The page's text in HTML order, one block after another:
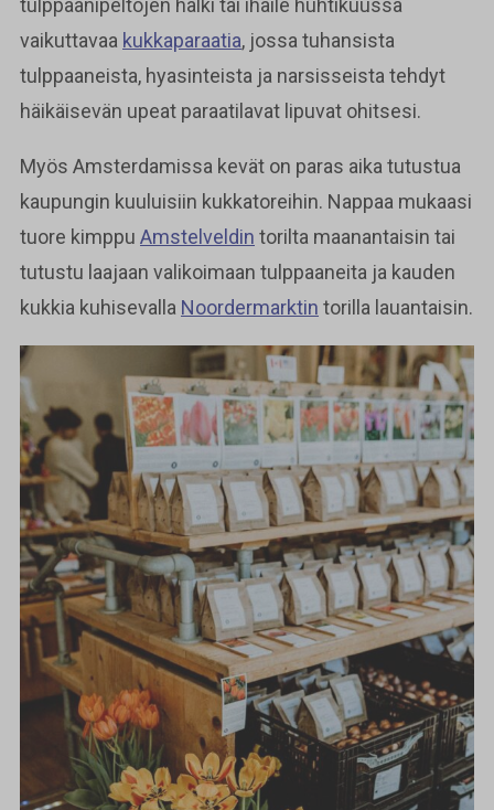
vaikuttavaa kukkaparaatia, jossa tuhansista
tulppaaneista, hyasinteista ja narsisseista tehdyt
häikäisevän upeat paraatilavat lipuvat ohitsesi.
Myös Amsterdamissa kevät on paras aika tutustua
kaupungin kuuluisiin kukkatoreihin. Nappaa mukaasi
tuore kimppu Amstelveldin torilta maanantaisin tai
tutustu laajaan valikoimaan tulppaaneita ja kauden
kukkia kuhisevalla Noordermarktin torilla lauantaisin.